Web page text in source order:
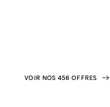
VOIR NOS 456 OFFRES